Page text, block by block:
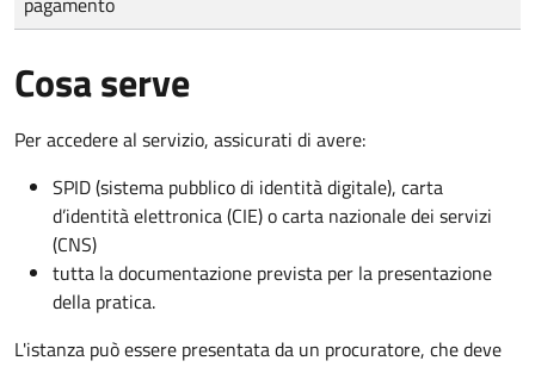
Cosa serve
Per accedere al servizio, assicurati di avere:
SPID (sistema pubblico di identità digitale), carta
d’identità elettronica (CIE) o carta nazionale dei servizi
(CNS)
tutta la documentazione prevista per la presentazione
della pratica.
L'istanza può essere presentata da un procuratore, che deve